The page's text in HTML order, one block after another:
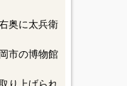
奥に太兵衛
市の博物館